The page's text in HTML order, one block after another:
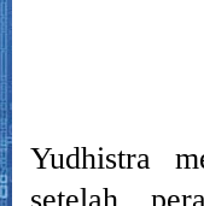
Yudhistra